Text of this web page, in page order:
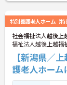
特別養護老人ホーム（特
社会福祉法人越後
福祉法人越後上越福
【新潟県／
護老人ホーム